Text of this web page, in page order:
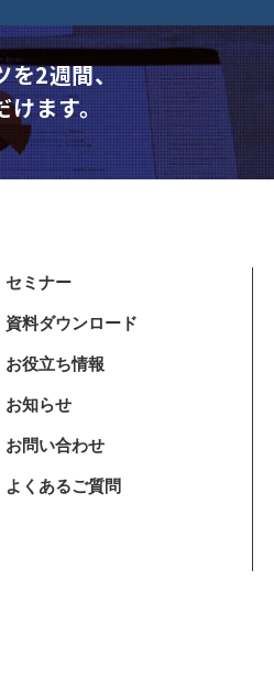
を2週間、
けます。
セミナー
資料ダウンロード
お役立ち情報
お知らせ
お問い合わせ
よくあるご質問